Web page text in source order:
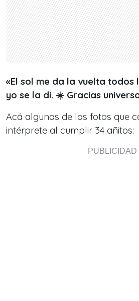
«El sol me da la vuelta todos
yo se la di. ☀️ Gracias
Acá algunas de las fotos que
intérprete al cumplir 34 añitos: